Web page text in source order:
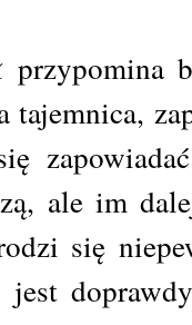
tajemnica,
ale im
się
jest